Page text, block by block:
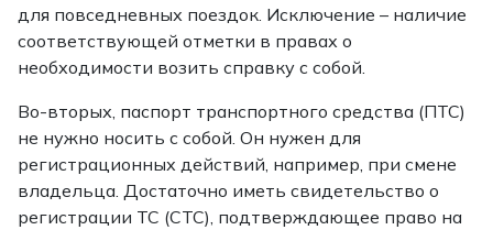
для повседневных поездок. Исключение – наличие
соответствующей отметки в правах о
необходимости возить справку с собой.
Во-вторых, паспорт транспортного средства (ПТС)
не нужно носить с собой. Он нужен для
регистрационных действий, например, при смене
владельца. Достаточно иметь свидетельство о
регистрации ТС (СТС), подтверждающее право на